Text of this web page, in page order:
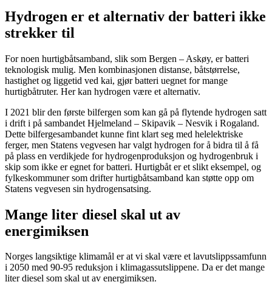
Hydrogen er et alternativ der batteri ikke
strekker til
For noen hurtigbåtsamband, slik som Bergen – Askøy, er batteri
teknologisk mulig. Men kombinasjonen distanse, båtstørrelse,
hastighet og liggetid ved kai, gjør batteri uegnet for mange
hurtigbåtruter. Her kan hydrogen være et alternativ.
I 2021 blir den første bilfergen som kan gå på flytende hydrogen satt
i drift i på sambandet Hjelmeland – Skipavik – Nesvik i Rogaland.
Dette bilfergesambandet kunne fint klart seg med helelektriske
ferger, men Statens vegvesen har valgt hydrogen for å bidra til å få
på plass en verdikjede for hydrogenproduksjon og hydrogenbruk i
skip som ikke er egnet for batteri. Hurtigbåt er et slikt eksempel, og
fylkeskommuner som drifter hurtigbåtsamband kan støtte opp om
Statens vegvesen sin hydrogensatsing.
Mange liter diesel skal ut av
energimiksen
Norges langsiktige klimamål er at vi skal være et lavutslippssamfunn
i 2050 med 90-95 reduksjon i klimagassutslippene. Da er det mange
liter diesel som skal ut av energimiksen.